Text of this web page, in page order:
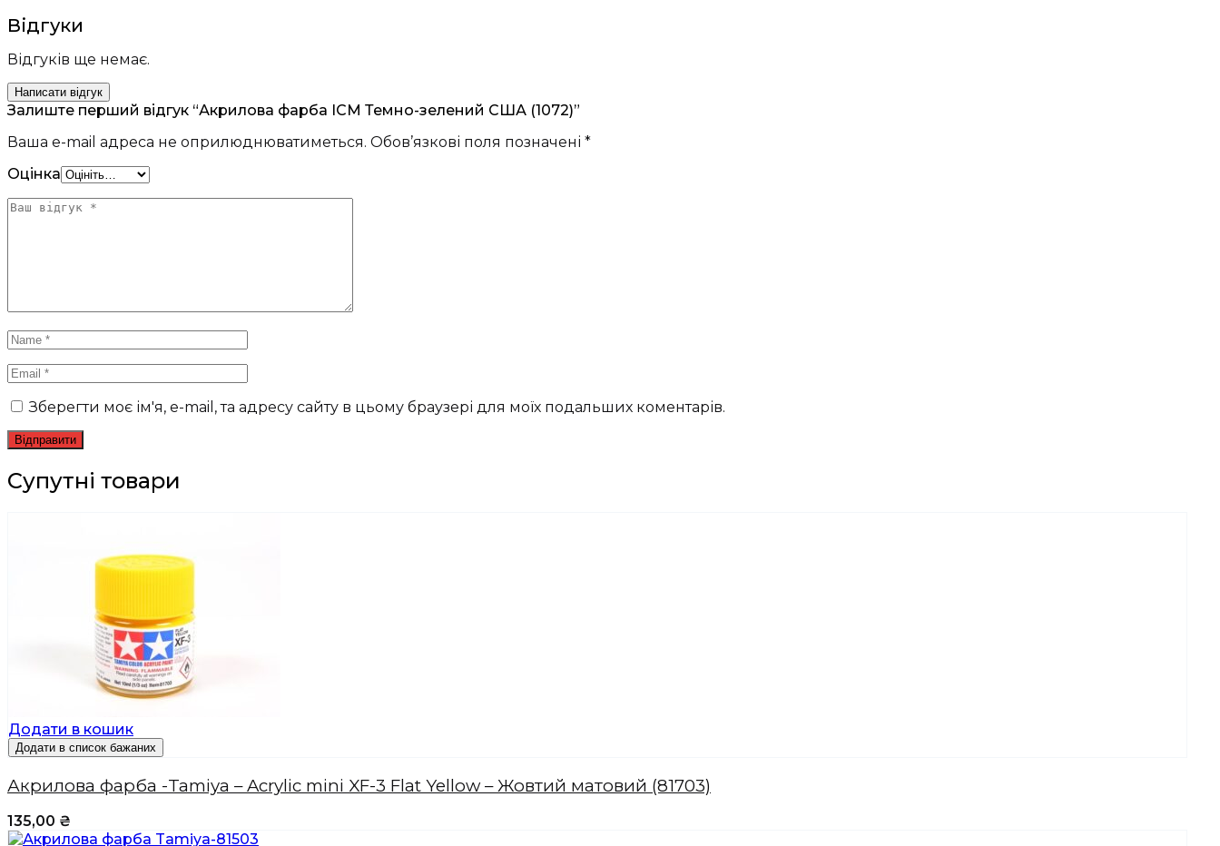
Відгуки
Відгуків ще немає.
Написати відгук
Залиште перший відгук “Акрилова фарба ICM Темно-зелений США (1072)”
Ваша e-mail адреса не оприлюднюватиметься. Обов’язкові поля позначені *
Оцінка
Зберегти моє ім'я, e-mail, та адресу сайту в цьому браузері для моїх подальших коментарів.
Супутні товари
Додати в кошик
Додати в список бажаних
Акрилова фарба -Tamiya – Acrylic mini XF-3 Flat Yellow – Жовтий матовий (81703)
135,00 ₴